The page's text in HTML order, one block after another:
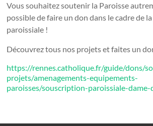
Vous souhaitez soutenir la Paroisse
possible de faire un don dans le cadre de
paroissiale !
Découvrez tous nos projets et faites un
https://rennes.catholique.fr/guide/dons/
projets/amenagements-equipements-
paroisses/souscription-paroissiale-